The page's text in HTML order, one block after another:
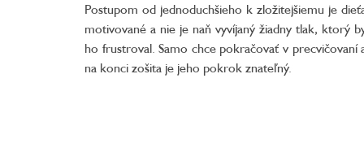
Postupom od jednoduchšieho k zložitejšiemu je
motivované a nie je naň vyvíjaný žiadny tlak, ktorý
ho frustroval. Samo chce pokračovať v precvičovaní
na konci zošita je jeho pokrok znateľný.